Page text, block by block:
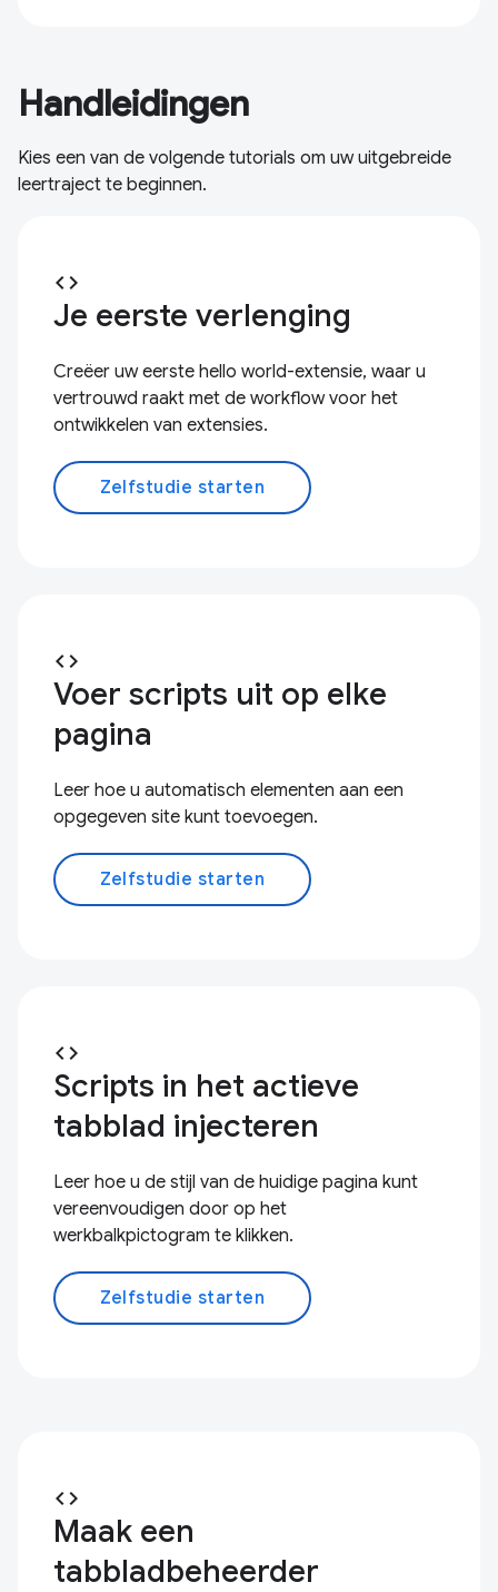
Handleidingen
Kies een van de volgende tutorials om uw uitgebreide
leertraject te beginnen.
code
Je eerste verlenging
Creëer uw eerste hello world-extensie, waar u
vertrouwd raakt met de workflow voor het
ontwikkelen van extensies.
Zelfstudie starten
code
Voer scripts uit op elke
pagina
Leer hoe u automatisch elementen aan een
opgegeven site kunt toevoegen.
Zelfstudie starten
code
Scripts in het actieve
tabblad injecteren
Leer hoe u de stijl van de huidige pagina kunt
vereenvoudigen door op het
werkbalkpictogram te klikken.
Zelfstudie starten
code
Maak een
tabbladbeheerder